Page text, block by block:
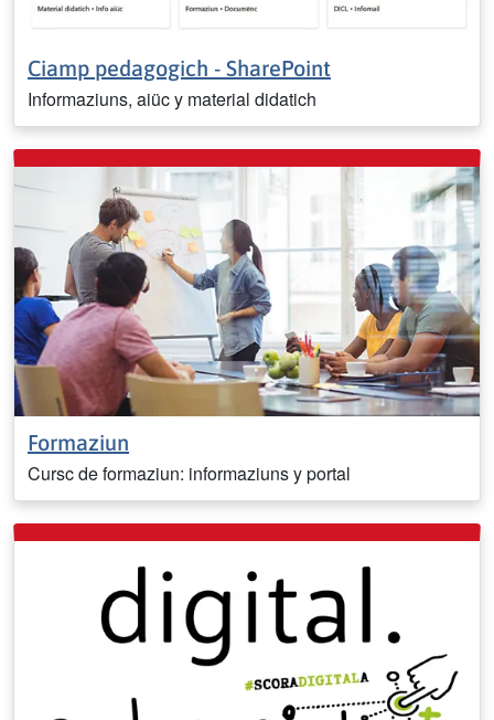
Ciamp pedagogich - SharePoint
Informaziuns, aiüc y material didatich
Formaziun
Cursc de formaziun: informaziuns y portal